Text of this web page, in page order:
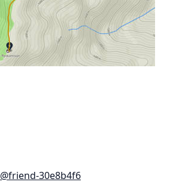
@friend-30e8b4f6